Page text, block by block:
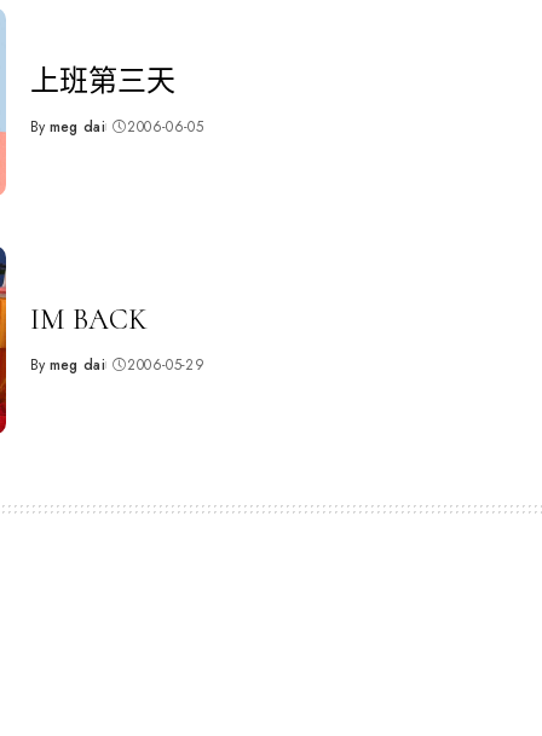
上班第三天
Posted
By meg dai 2006-06-05
IM BACK
Posted
By meg dai 2006-05-29